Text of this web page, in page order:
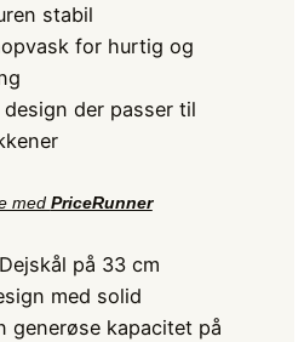
stabil
for hurtig og
der passer til
med PriceRunner
på 33 cm
med solid
generøse kapacitet på